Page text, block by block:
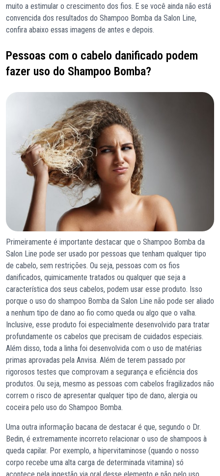
muito a estimular o crescimento dos fios. E se você ainda não está
convencida dos resultados do Shampoo Bomba da Salon Line,
confira abaixo essas imagens de antes e depois.
Pessoas com o cabelo danificado podem
fazer uso do Shampoo Bomba?
Primeiramente é importante destacar que o Shampoo Bomba da
Salon Line pode ser usado por pessoas que tenham qualquer tipo
de cabelo, sem restrições. Ou seja, pessoas com os fios
danificados, quimicamente tratados ou qualquer que seja a
característica dos seus cabelos, podem usar esse produto. Isso
porque o uso do shampoo Bomba da Salon Line não pode ser aliado
a nenhum tipo de dano ao fio como queda ou algo que o valha.
Inclusive, esse produto foi especialmente desenvolvido para tratar
profundamente os cabelos que precisam de cuidados especiais.
Além disso, toda a linha foi desenvolvida com o uso de matérias
primas aprovadas pela Anvisa. Além de terem passado por
rigorosos testes que comprovam a segurança e eficiência dos
produtos. Ou seja, mesmo as pessoas com cabelos fragilizados não
correm o risco de apresentar qualquer tipo de dano, alergia ou
coceira pelo uso do Shampoo Bomba.
Uma outra informação bacana de destacar é que, segundo o Dr.
Bedin, é extremamente incorreto relacionar o uso de shampoos à
queda capilar. Por exemplo, a hipervitaminose (quando o nosso
corpo recebe uma alta carga de determinada vitamina) só